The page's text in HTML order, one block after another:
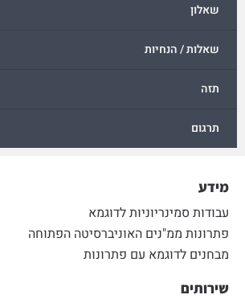
שאלון
שאלות / הנחיות
תזה
תרגום
מידע
עבודות סמינריוניות לדוגמא
פתרונות ממ"נים האוניברסיטה הפתוחה
מבחנים לדוגמא עם פתרונות
שירותים